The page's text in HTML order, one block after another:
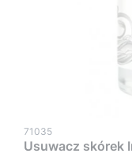
71035
Usuwacz skórek